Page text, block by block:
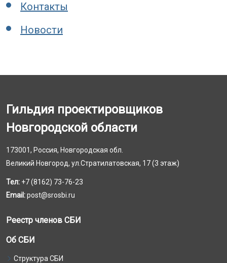
Контакты
Новости
Гильдия проектировщиков
Новгородской области
173001, Россия, Новгородская обл.
Великий Новгород, ул.Стратилатовская, 17 (3 этаж)
Тел: +7 (8162) 73-76-23
Email:post@srosbi.ru
Реестр членов СБИ
Об СБИ
Структура СБИ